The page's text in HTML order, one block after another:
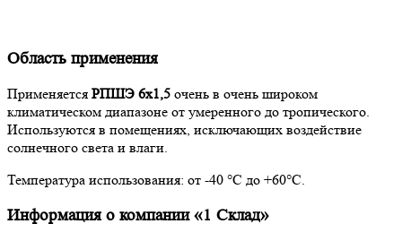
Область применения
Применяется РПШЭ 6х1,5 очень в очень широком
климатическом диапазоне от умеренного до тропического.
Используются в помещениях, исключающих воздействие
солнечного света и влаги.
Температура использования: от -40 °С до +60°С.
Информация о компании «1 Склад»